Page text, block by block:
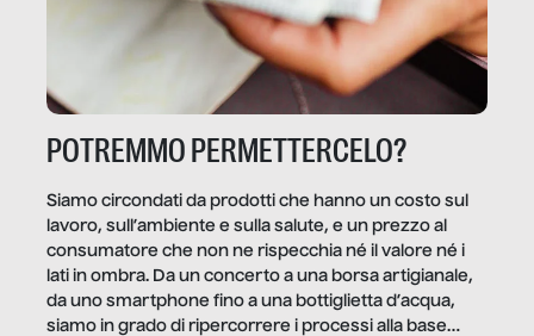
POTREMMO PERMETTERCELO?
Siamo circondati da prodotti che hanno un costo sul
lavoro, sull’ambiente e sulla salute, e un prezzo al
consumatore che non ne rispecchia né il valore né i
lati in ombra. Da un concerto a una borsa artigianale,
da uno smartphone fino a una bottiglietta d’acqua,
siamo in grado di ripercorrere i processi alla base